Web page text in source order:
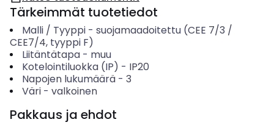
Tärkeimmät tuotetiedot
Malli / Tyyppi- suojamaadoitettu (CEE 7/3 /
CEE7/4, tyyppi F)
Liitäntätapa- muu
Kotelointiluokka (IP) - IP20
Napojen lukumäärä- 3
Väri- valkoinen
Pakkaus ja ehdot